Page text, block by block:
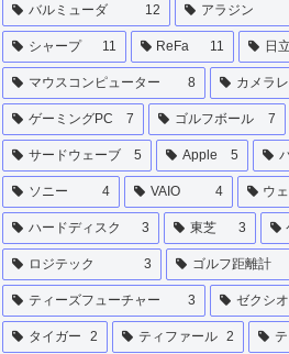
バルミューダ 12 アラジン
シャープ 11 ReFa 11 日立
マウスコンピューター 8 カメラ
ゲーミングPC 7 ゴルフボール 7
サードウェーブ 5 Apple 5
ソニー 4 VAIO 4 ウ
ハードディスク 3 東芝 3
ロジテック 3 ゴルフ距離計
ティーズフューチャー 3 ゼクシオ
タイガー 2 ティファール 2